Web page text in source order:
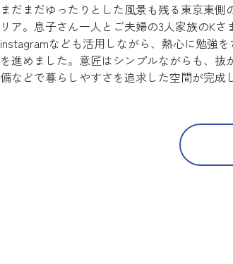
まだまだゆったりとした風景も残る東京東側
リア。息子さん一人とご夫婦の3人家族のKさ
instagramなども活用しながら、熱心に勉強を
を進めました。意匠はシンプルながらも、抜
備などで暮らしやすさを追求した空間が完成